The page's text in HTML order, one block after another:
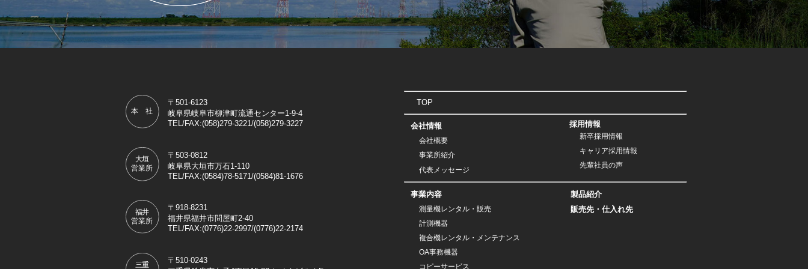
〒501-6123
岐阜県岐阜市柳津町流通センター1-9-4
TEL/FAX:(058)279-3221/(058)279-3227
〒503-0812
岐阜県大垣市万石1-110
TEL/FAX:(0584)78-5171/(0584)81-1676
〒918-8231
福井県福井市問屋町2-40
TEL/FAX:(0776)22-2997/(0776)22-2174
〒510-0243
TOP
会社情報
会社概要
事業所紹介
代表メッセージ
採用情報
新卒採用情報
キャリア採用情報
先輩社員の声
事業内容
測量機レンタル・販売
計測機器
複合機レンタル・メンテナンス
OA事務機器
製品紹介
販売先・仕入れ先